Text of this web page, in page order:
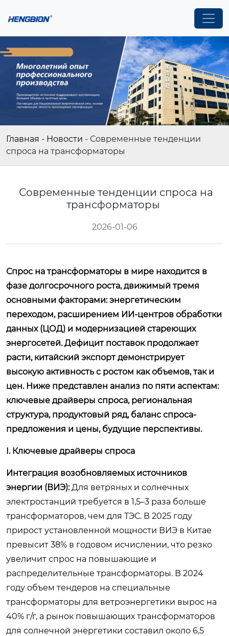
Главная - Новости - Современные тенденции
спроса на трансформаторы
Современные тенденции спроса на
трансформаторы
2026-01-06
Спрос на трансформаторы в мире находится в
фазе долгосрочного роста, движимый тремя
основными факторами: энергетическим
переходом, расширением ИИ-центров обработки
данных (ЦОД) и модернизацией стареющих
энергосетей. Дефицит поставок продолжает
расти, китайский экспорт демонстрирует
высокую активность с ростом как объемов, так и
цен. Ниже представлен анализ по пяти аспектам:
ключевые драйверы спроса, региональная
структура, продуктовый ряд, баланс спроса-
предложения и цены, будущие перспективы.
I. Ключевые драйверы спроса
Интеграция возобновляемых источников
энергии (ВИЭ):Для ветряных и солнечных
электростанций требуется в 1,5–3 раза больше
трансформаторов, чем для ТЭС. В 2025 году
прирост установленной мощности ВИЭ в Китае
превысит 38% в годовом исчислении, что резко
увеличит спрос на повышающие и
распределительные трансформаторы. В 2024
году объем тендеров на специальные
трансформаторы для ветроэнергетики вырос на
40% г/г, а рынок повышающих трансформаторов
для солнечной энергетики составил около 6,5